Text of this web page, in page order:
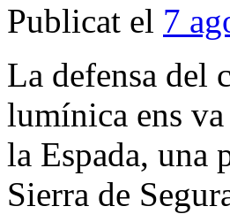
Publicat el 7
La defensa del
lumínica ens va
la Espada, una
Sierra de